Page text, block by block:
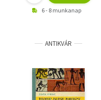
6 - 8 munkanap
ANTIKVÁR